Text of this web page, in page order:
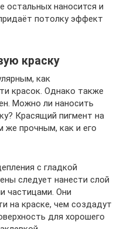
остальных наносится и
потолку эффект
краску
как
красок. Однако также
Можно ли наносить
Красящий пигмент на
же прочным, как и его
с гладкой
следует нанести слой
частицами. Они
на краске, чем создадут
для хорошего